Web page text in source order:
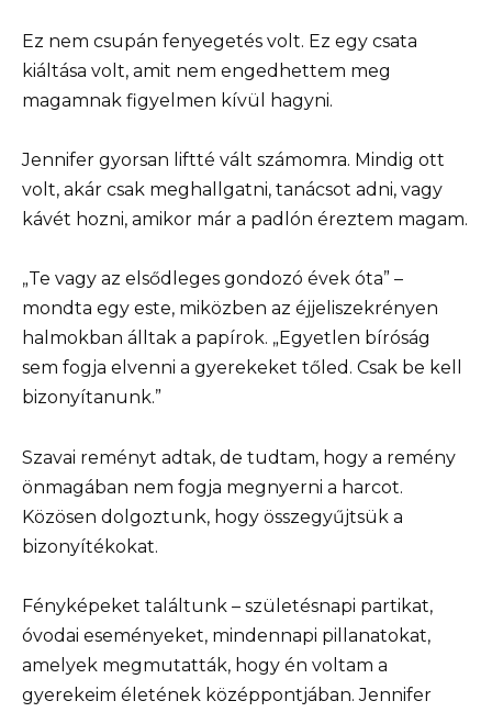
Ez nem csupán fenyegetés volt. Ez egy csata
kiáltása volt, amit nem engedhettem meg
magamnak figyelmen kívül hagyni.
Jennifer gyorsan liftté vált számomra. Mindig ott
volt, akár csak meghallgatni, tanácsot adni, vagy
kávét hozni, amikor már a padlón éreztem magam.
„Te vagy az elsődleges gondozó évek óta” –
mondta egy este, miközben az éjjeliszekrényen
halmokban álltak a papírok. „Egyetlen bíróság
sem fogja elvenni a gyerekeket tőled. Csak be kell
bizonyítanunk.”
Szavai reményt adtak, de tudtam, hogy a remény
önmagában nem fogja megnyerni a harcot.
Közösen dolgoztunk, hogy összegyűjtsük a
bizonyítékokat.
Fényképeket találtunk – születésnapi partikat,
óvodai eseményeket, mindennapi pillanatokat,
amelyek megmutatták, hogy én voltam a
gyerekeim életének középpontjában. Jennifer